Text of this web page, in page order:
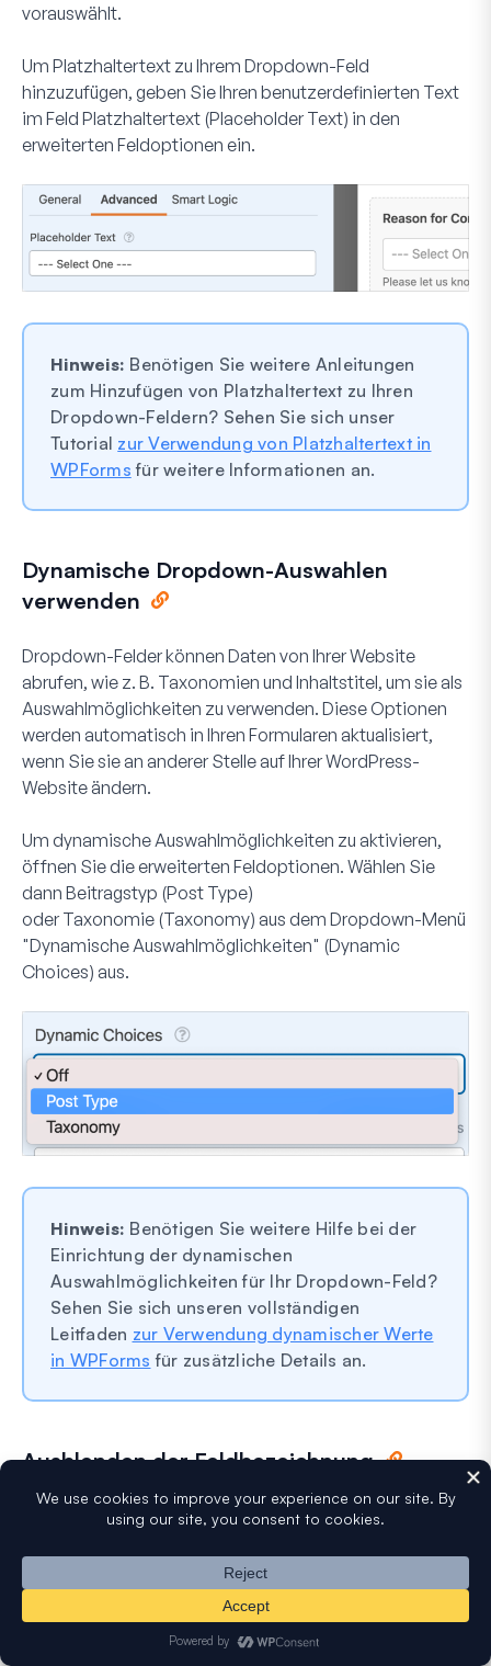
vorauswählt.
Um Platzhaltertext zu Ihrem Dropdown-Feld
hinzuzufügen, geben Sie Ihren benutzerdefinierten Text
im Feld Platzhaltertext (Placeholder Text) in den
erweiterten Feldoptionen ein.
Hinweis: Benötigen Sie weitere Anleitungen
zum Hinzufügen von Platzhaltertext zu Ihren
Dropdown-Feldern? Sehen Sie sich unser
Tutorial zur Verwendung von Platzhaltertext in
WPForms für weitere Informationen an.
Dynamische Dropdown-Auswahlen
verwenden
Dropdown-Felder können Daten von Ihrer Website
abrufen, wie z. B. Taxonomien und Inhaltstitel, um sie als
Auswahlmöglichkeiten zu verwenden. Diese Optionen
werden automatisch in Ihren Formularen aktualisiert,
wenn Sie sie an anderer Stelle auf Ihrer WordPress-
Website ändern.
Um dynamische Auswahlmöglichkeiten zu aktivieren,
öffnen Sie die erweiterten Feldoptionen. Wählen Sie
dann Beitragstyp (Post Type)
oder Taxonomie (Taxonomy) aus dem Dropdown-Menü
"Dynamische Auswahlmöglichkeiten" (Dynamic
Choices) aus.
Hinweis: Benötigen Sie weitere Hilfe bei der
Einrichtung der dynamischen
Auswahlmöglichkeiten für Ihr Dropdown-Feld?
Sehen Sie sich unseren vollständigen
Leitfaden zur Verwendung dynamischer Werte
in WPForms für zusätzliche Details an.
Ausblenden der Feldbezeichnung
Schließlich können Sie die Einstellung Label
Dropdown-Felds in Ihrem eingebetteten Formular
auszublenden.